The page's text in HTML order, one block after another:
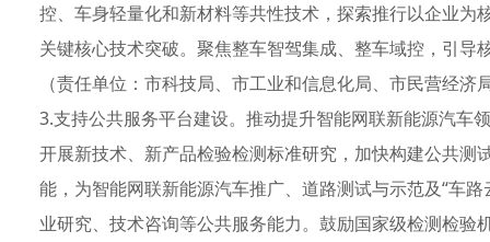
控、车身轻量化和新材料等共性技术，探索推行以企业为
关键核心技术突破。聚焦整车智驾集成、整车域控，引
（责任单位：市科技局、市工业和信息化局、市民营经
3.支持公共服务平台建设。推动提升智能网联新能源汽车
开展新技术、新产品检验检测标准研究，加快构建公共
能，为智能网联新能源汽车推广、道路测试与示范及“车
业研究、技术咨询等公共服务能力。鼓励国家级检测检